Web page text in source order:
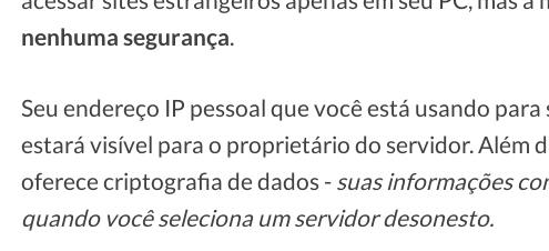
nenhuma segurança.
Seu endereço IP pessoal que você está usando
estará visível para o proprietário do servidor. Além
oferece criptografia de dados - suas informações
quando você seleciona um servidor desonesto.